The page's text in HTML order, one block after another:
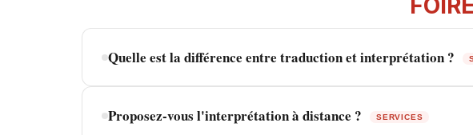
Quelle est la différence entre traduction et interprétation ?
Latraductionconcerne les documents écrits : contrats, rapports,
Proposez-vous l'interprétation à distance ? SERVICES